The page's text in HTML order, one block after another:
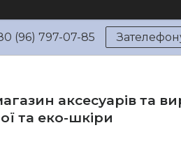
(96) 797-07-85
аксесуарів та
та еко-шкіри